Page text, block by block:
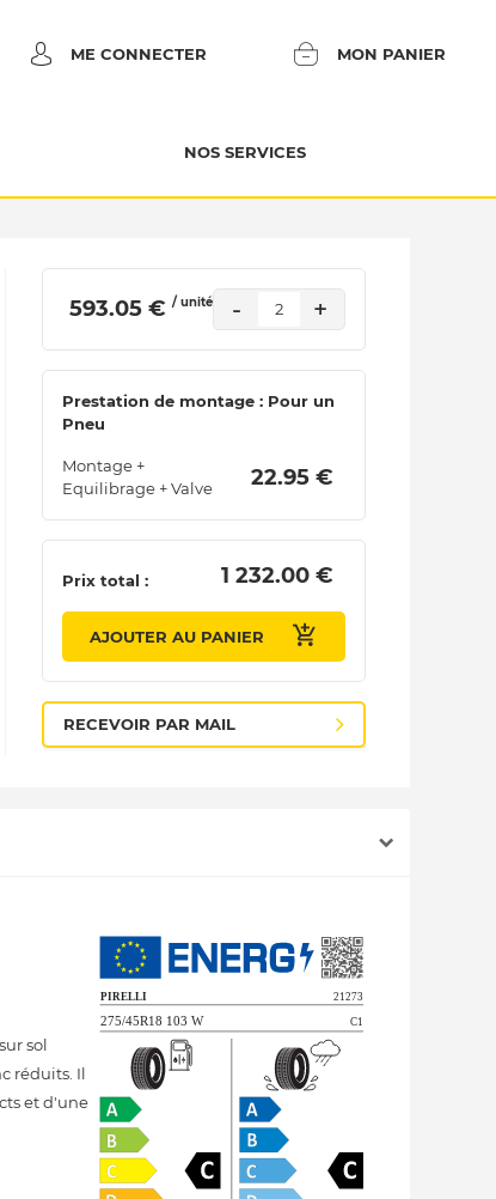
ME CONNECTER MON PANIER
NOS SERVICES
593.05 € / unité - 2 +
Prestation de montage : Pour un
Pneu
Montage +
Equilibrage + Valve
22.95 €
Prix total : 1 232.00 €
AJOUTER AU PANIER
RECEVOIR PAR MAIL
sol
réduits. Il
et d'une